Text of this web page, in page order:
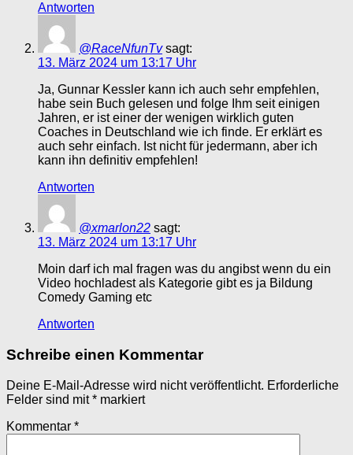
Antworten
@RaceNfunTv sagt:
13. März 2024 um 13:17 Uhr
Ja, Gunnar Kessler kann ich auch sehr empfehlen,
habe sein Buch gelesen und folge Ihm seit einigen
Jahren, er ist einer der wenigen wirklich guten
Coaches in Deutschland wie ich finde. Er erklärt es
auch sehr einfach. Ist nicht für jedermann, aber ich
kann ihn definitiv empfehlen!
Antworten
@xmarlon22 sagt:
13. März 2024 um 13:17 Uhr
Moin darf ich mal fragen was du angibst wenn du ein
Video hochladest als Kategorie gibt es ja Bildung
Comedy Gaming etc
Antworten
Schreibe einen Kommentar
Deine E-Mail-Adresse wird nicht veröffentlicht. Erforderliche
Felder sind mit* markiert
Kommentar *